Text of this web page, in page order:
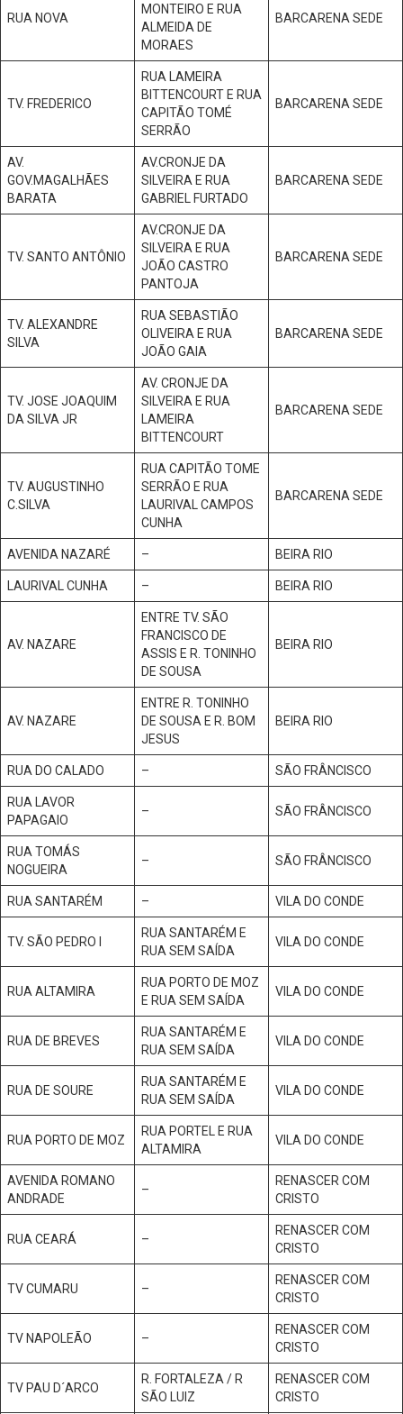
RUA NOVA
MONTEIRO E RUA
ALMEIDA DE
MORAES
BARCARENA SEDE
TV. FREDERICO
RUA LAMEIRA
BITTENCOURT E RUA
CAPITÃO TOMÉ
SERRÃO
BARCARENA SEDE
AV.
GOV.MAGALHÃES
BARATA
AV.CRONJE DA
SILVEIRA E RUA
GABRIEL FURTADO
BARCARENA SEDE
TV. SANTO ANTÔNIO
AV.CRONJE DA
SILVEIRA E RUA
JOÃO CASTRO
PANTOJA
BARCARENA SEDE
TV. ALEXANDRE
SILVA
RUA SEBASTIÃO
OLIVEIRA E RUA
JOÃO GAIA
BARCARENA SEDE
TV. JOSE JOAQUIM
DA SILVA JR
AV. CRONJE DA
SILVEIRA E RUA
LAMEIRA
BITTENCOURT
BARCARENA SEDE
TV. AUGUSTINHO
C.SILVA
RUA CAPITÃO TOME
SERRÃO E RUA
LAURIVAL CAMPOS
CUNHA
BARCARENA SEDE
AVENIDA NAZARÉ – BEIRA RIO
LAURIVAL CUNHA – BEIRA RIO
AV. NAZARE
ENTRE TV. SÃO
FRANCISCO DE
ASSIS E R. TONINHO
DE SOUSA
BEIRA RIO
AV. NAZARE
ENTRE R. TONINHO
DE SOUSA E R. BOM
JESUS
BEIRA RIO
RUA DO CALADO – SÃO FRÂNCISCO
RUA LAVOR
PAPAGAIO
– SÃO FRÂNCISCO
RUA TOMÁS
NOGUEIRA
– SÃO FRÂNCISCO
RUA SANTARÉM – VILA DO CONDE
TV. SÃO PEDRO I
RUA SANTARÉM E
RUA SEM SAÍDA
VILA DO CONDE
RUA ALTAMIRA
RUA PORTO DE MOZ
E RUA SEM SAÍDA
VILA DO CONDE
RUA DE BREVES
RUA SANTARÉM E
RUA SEM SAÍDA
VILA DO CONDE
RUA DE SOURE
RUA SANTARÉM E
RUA SEM SAÍDA
VILA DO CONDE
RUA PORTO DE MOZ
RUA PORTEL E RUA
ALTAMIRA
VILA DO CONDE
AVENIDA ROMANO
ANDRADE
–
RENASCER COM
CRISTO
RUA CEARÁ –
RENASCER COM
CRISTO
TV CUMARU –
RENASCER COM
CRISTO
TV NAPOLEÃO –
RENASCER COM
CRISTO
TV PAU D´ARCO
R. FORTALEZA / R
SÃO LUIZ
RENASCER COM
CRISTO